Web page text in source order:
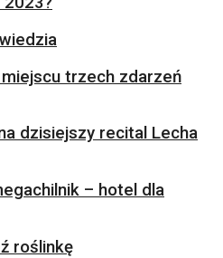
trzech zdarzeń
dzisiejszy recital Lecha
– hotel dla
roślinkę